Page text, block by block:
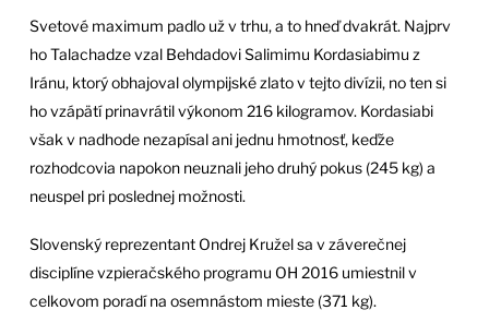
Svetové maximum padlo už v trhu, a to hneď dvakrát. Najprv
ho Talachadze vzal Behdadovi Salimimu Kordasiabimu z
Iránu, ktorý obhajoval olympijské zlato v tejto divízii, no ten si
ho vzápätí prinavrátil výkonom 216 kilogramov. Kordasiabi
však v nadhode nezapísal ani jednu hmotnosť, keďže
rozhodcovia napokon neuznali jeho druhý pokus (245 kg) a
neuspel pri poslednej možnosti.
Slovenský reprezentant Ondrej Kružel sa v záverečnej
disciplíne vzpieračského programu OH 2016 umiestnil v
celkovom poradí na osemnástom mieste (371 kg).